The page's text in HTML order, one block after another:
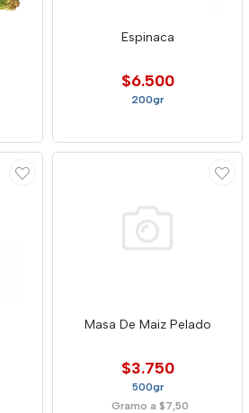
Espinaca
$6.500
200gr
Masa De Maiz Pelado
$3.750
500gr
Gramo a $7,50